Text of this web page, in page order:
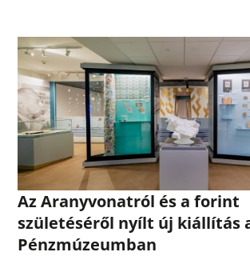
Az Aranyvonatról és a forint
születéséről nyílt új kiállítás
Pénzmúzeumban